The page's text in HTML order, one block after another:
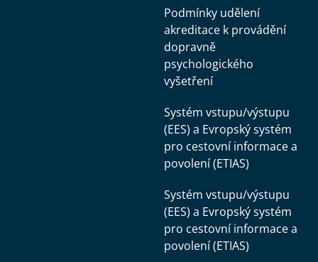
Podmínky udělení
akreditace k provádění
dopravně
psychologického
vyšetření
Systém vstupu/výstupu
(EES) a Evropský systém
pro cestovní informace a
povolení (ETIAS)
Systém vstupu/výstupu
(EES) a Evropský systém
pro cestovní informace a
povolení (ETIAS)